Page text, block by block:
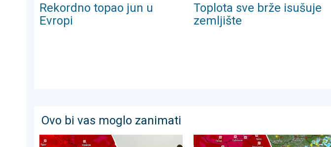
Rekordno topao jun u
Evropi
Toplota sve brže isušuje
zemljište
Ovo bi vas moglo zanimati
Velike vrućine u Istočnoj Evropi. Temperature i oko 40°C. . . utorak, 4. avgust 2026.
Vruće, ali i malo nestabilnije.